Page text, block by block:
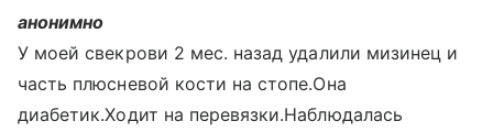
анонимно
У моей свекрови 2 мес. назад удалили мизинец и
часть плюсневой кости на стопе.Она
диабетик.Ходит на перевязки.Наблюдалась